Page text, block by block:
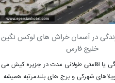
جزیره کیش
به خصوص در زمان صفویه (باز
در آسمان خراش های لوکس نگین
خلیج فارس
یا اقامتی طولانی مدت در جزیره کیش می
شهرکی و برج های بلندمرتبه همیشه